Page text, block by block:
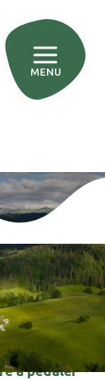
MENU
à vélo
!
à pédaler